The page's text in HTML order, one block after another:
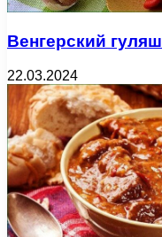
Венгерский
22.03.2024